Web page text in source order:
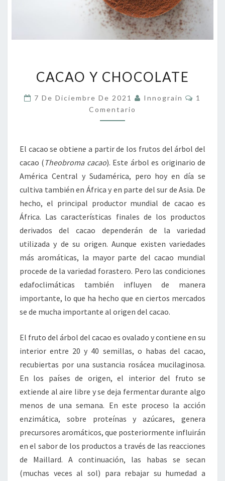
Y
CHOCOLATE
CACAO Y CHOCOLATE
7 De Diciembre De 2021 Innograin
1
Comentario
El cacao se obtiene a partir de los frutos del árbol del
cacao ( Theobroma cacao). Este árbol es originario de
América Central y Sudamérica, pero hoy en día se
cultiva también en África y en parte del sur de Asia. De
hecho, el principal productor mundial de cacao es
África. Las características finales de los productos
derivados del cacao dependerán de la variedad
utilizada y de su origen. Aunque existen variedades
más aromáticas, la mayor parte del cacao mundial
procede de la variedad forastero. Pero las condiciones
edafoclimáticas también influyen de manera
importante, lo que ha hecho que en ciertos mercados
se de mucha importante al origen del cacao.
El fruto del árbol del cacao es ovalado y contiene en su
interior entre 20 y 40 semillas, o habas del cacao,
recubiertas por una sustancia rosácea mucilaginosa.
En los países de origen, el interior del fruto se
extiende al aire libre y se deja fermentar durante algo
menos de una semana. En este proceso la acción
enzimática, sobre proteínas y azúcares, genera
precursores aromáticos, que posteriormente influirán
en el sabor de los productos a través de las reacciones
de Maillard. A continuación, las habas se secan
(muchas veces al sol) para rebajar su humedad a